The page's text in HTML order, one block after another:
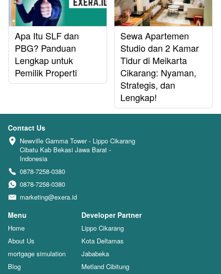
Apa Itu SLF dan
PBG? Panduan
Lengkap untuk
Pemilik Properti
Sewa Apartemen
Studio dan 2 Kamar
Tidur di Meikarta
Cikarang: Nyaman,
Strategis, dan
Lengkap!
Contact Us
Newville Gamma Tower - Lippo Cikarang
Cibatu Kab Bekasi Jawa Barat -
Indonesia
0878-7258-0380
0878-7258-0380
marketing@exera.id
Menu
Home
About Us
mortgage simulation
Blog
Developer Partner
Lippo Cikarang
Kota Deltamas
Jababeka
Metland Cibitung